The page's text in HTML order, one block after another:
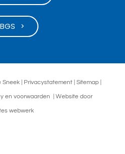
keyboard_arrow_right
| Privacystatement Sitemap
en voorwaarden | Website door
webwerk